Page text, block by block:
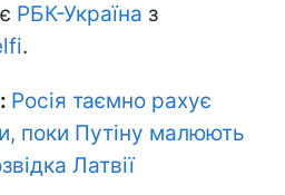
РБК-Україна з
.
Росія таємно рахує
поки Путіну малюють
Латвії